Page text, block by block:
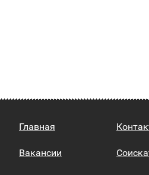
Главная
Вакансии